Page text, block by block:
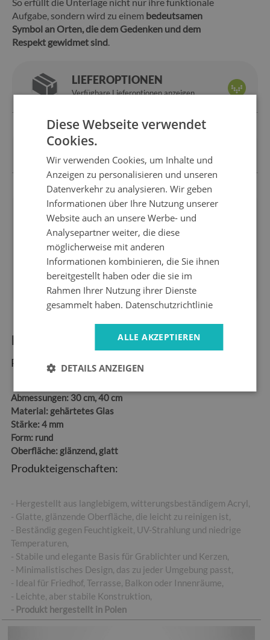
Aufgabe, sondern wird zu einem bedeutsamen
Symbol an Orten, die dem Gedenken und dem
Respekt gewidmet sind.
LIEFEROPTIONEN
Verfügbare Lieferoptionen anzeigen
ZAHLUNGSOPTIONEN
Bezahle, wie es dir gefällt
Wir sind
hersteller
14 Tagefür
zurückkehren
Express
lieferung
einkaufen
garantie
10 Jahre
auf dem Markt
Produktinformationen:
Produktabmessungen:
Abmessungen:30 cm, 40 cm
Material:gehärtetes Glas
Stärke:4 mm
Form:rund
Oberfläche:glänzend, glatt
Produkteigenschaften:
- Hergestellt aus langlebigem, witterungsbeständigem Acryl,
- Glatte, glänzende Oberfläche, die leicht zu reinigen ist,
- Beständig gegen Feuchtigkeit, UV-Strahlung und niedrige
Temperaturen,
- Stabile und elegante Basis für Grablichter und Kerzen,
- Minimalistisches Design, das zu jeder Umgebung passt,
- Ideal für Friedhof, Terrasse, Balkon oder Innenräume,
- Leichte, aber stabile Konstruktion,
- Produkt hergestellt in Polen
Diese Webseite verwendet
Cookies.
Wir verwenden Cookies, um Inhalte und
Anzeigen zu personalisieren und unseren
Datenverkehr zu analysieren. Wir geben
Informationen über Ihre Nutzung unserer
Website auch an unsere Werbe- und
Analysepartner weiter, die diese
möglicherweise mit anderen
Informationen kombinieren, die Sie ihnen
bereitgestellt haben oder die sie im
Rahmen Ihrer Nutzung ihrer Dienste
gesammelt haben. Datenschutzrichtlinie
ALLE AKZEPTIEREN
DETAILS ANZEIGEN